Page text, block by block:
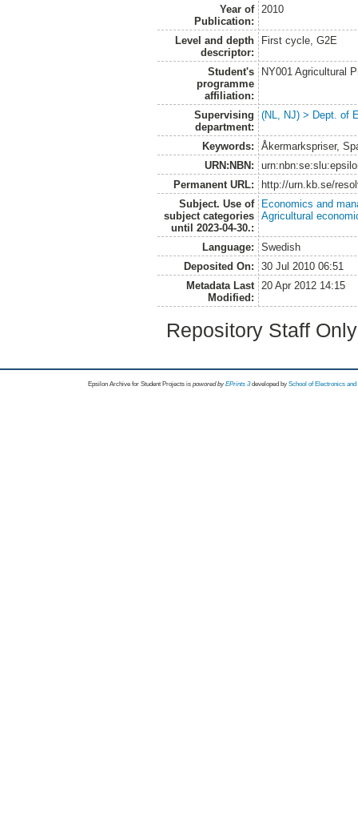
Year of
Publication:
2010
Level and depth
descriptor:
First cycle, G2E
Student's
programme
affiliation:
NY001 Agricultural
Supervising
department:
(NL, NJ) > Dept. of
Keywords:
Åkermarkspriser,
URN:NBN:
Permanent URL:
http://urn.kb.se/
Subject. Use of
subject categories
until 2023-04-30.:
Economics and
Agricultural
Language:
Swedish
Deposited On:
30 Jul 2010 06:51
Metadata Last
Modified:
20 Apr 2012 14:15
Repository Staff
Epsilon Archive for Student Projects is powored byEPrints 3 developed by School of Electronics